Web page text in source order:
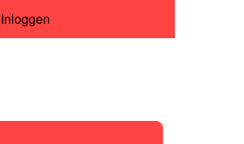
Inloggen